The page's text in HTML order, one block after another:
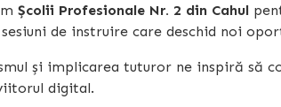
Școlii Profesionale Nr. 2 din Cahul
de instruire care deschid noi
și implicarea tuturor ne inspiră să
digital.